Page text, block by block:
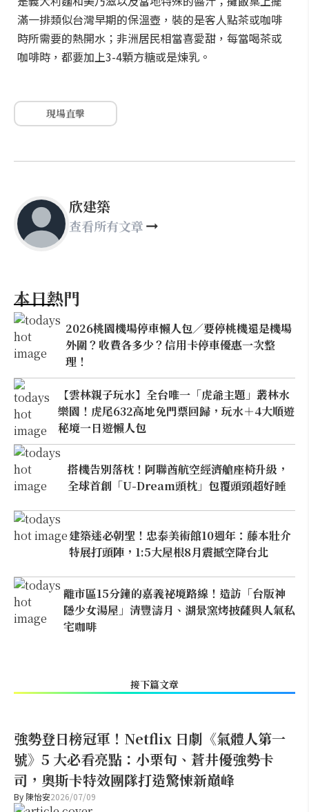
滿一排類似台灣早期的保溫壺，裝的是客人點茶或咖啡
時所需要的熱開水；非洲居民相當喜愛甜，每當喝茶或
咖啡時，都要加上3-4顆方糖或是煉乳。
現場直擊
欣建築
查看所有文章
本日熱門
2026桃園機場停車懶人包／要停桃機還是機場
外圍？收費各多少？信用卡停車優惠一次整
理！
【雲林親子玩水】全台唯一「虎爺主題」叢林水
樂園！虎尾632高地免門票回歸，玩水＋4大順遊
秘境一日遊懶人包
搭機告別落枕！阿聯酋航空經濟艙座椅升級，
全球首創「U-Dream頭枕」包覆頭頸超好睡
建築迷必朝聖！忠泰美術館10週年：藤本壯介
特展打頭陣，1:5大屋根8月震撼空降台北
離市區15分鐘的嘉義祕境路線！造訪「台版神
隱少女湯屋」清豐濤月、湖景窯烤披薩與人氣私
宅咖啡
接下篇文章
強勢登日榜冠軍！Netflix 日劇《氣體人第一
號》5 大必看亮點：小栗旬、蒼井優強勢卡
司，奧斯卡特效團隊打造驚悚新巔峰
By 陳怡安2026/07/09